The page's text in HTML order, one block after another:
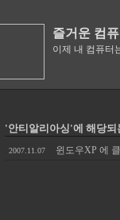
즐거운 컴
이제 내 컴퓨터
'안티알리아싱'에 해당되
2007.11.07 윈도우XP 에